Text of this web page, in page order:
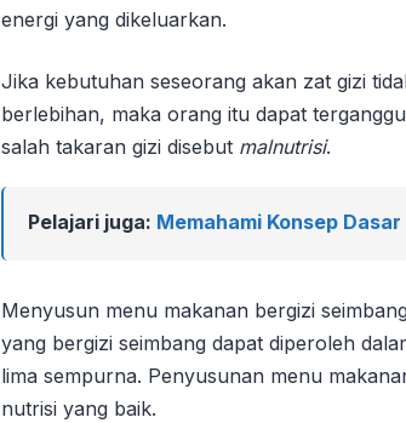
energi yang dikeluarkan.
Jika kebutuhan seseorang akan zat gizi
berlebihan, maka orang itu dapat
salah takaran gizi disebut malnutrisi.
Pelajari juga: Memahami Konsep
Menyusun menu makanan bergizi
yang bergizi seimbang dapat diperoleh
lima sempurna. Penyusunan menu
nutrisi yang baik.